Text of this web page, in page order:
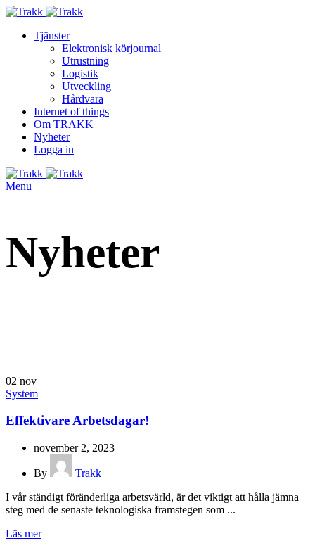
Tjänster
Elektronisk körjournal
Utrustning
Logistik
Utveckling
Hårdvara
Internet of things
Om TRAKK
Nyheter
Logga in
Menu
Nyheter
02 nov
System
Effektivare Arbetsdagar!
november 2, 2023
By
Trakk
I vår ständigt föränderliga arbetsvärld, är det viktigt att hålla jämna
steg med de senaste teknologiska framstegen som ...
Läs mer